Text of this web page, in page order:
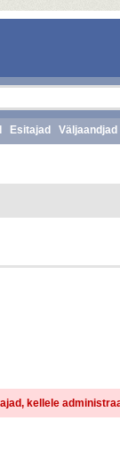
Esitajad Väljaandjad
kellele